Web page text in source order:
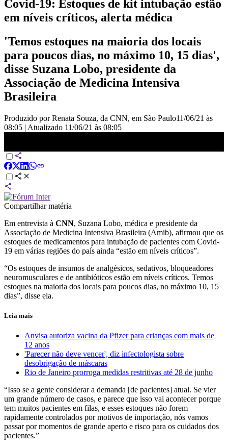
Covid-19: Estoques de kit intubação estão
em níveis críticos, alerta médica
'Temos estoques na maioria dos locais
para poucos dias, no máximo 10, 15 dias',
disse Suzana Lobo, presidente da
Associação de Medicina Intensiva
Brasileira
Produzido por Renata Souza, da CNN, em São Paulo11/06/21 às
08:05 | Atualizado 11/06/21 às 08:05
Compartilhar matéria
Em entrevista à CNN, Suzana Lobo, médica e presidente da
Associação de Medicina Intensiva Brasileira (Amib), afirmou que os
estoques de medicamentos para intubação de pacientes com Covid-
19 em várias regiões do país ainda “estão em níveis críticos”.
“Os estoques de insumos de analgésicos, sedativos, bloqueadores
neuromusculares e de antibióticos estão em níveis críticos. Temos
estoques na maioria dos locais para poucos dias, no máximo 10, 15
dias”, disse ela.
Leia mais
Anvisa autoriza vacina da Pfizer para crianças com mais de
12 anos
'Parecer não deve vencer', diz infectologista sobre
desobrigação de máscaras
Rio de Janeiro prorroga medidas restritivas até 28 de junho
“Isso se a gente considerar a demanda [de pacientes] atual. Se vier
um grande número de casos, e parece que isso vai acontecer porque
tem muitos pacientes em filas, e esses estoques não forem
rapidamente controlados por motivos de importação, nós vamos
passar por momentos de grande aperto e risco para os cuidados dos
pacientes.”